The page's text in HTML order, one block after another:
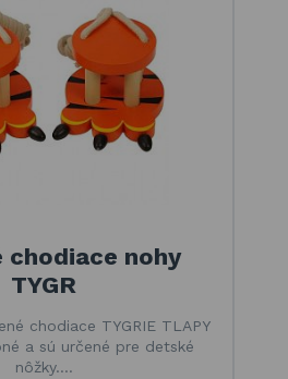
chodiace nohy
TYGR
chodiace TYGRIE TLAPY
a sú určené pre detské
nôžky.…